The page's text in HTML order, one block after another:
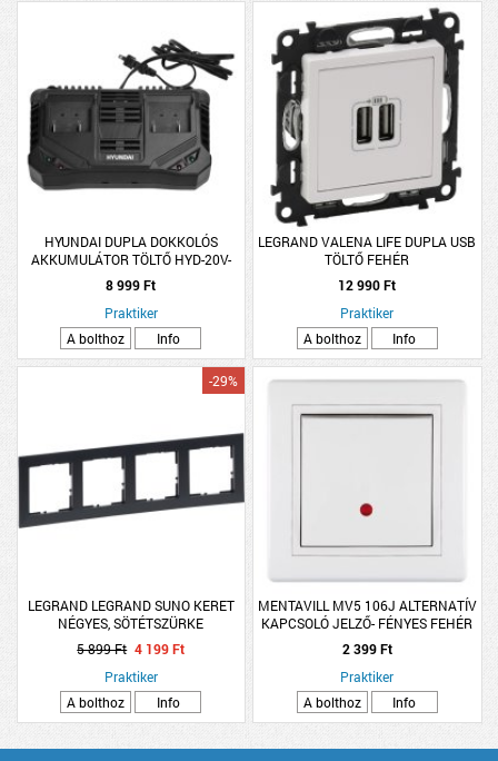
HYUNDAI DUPLA DOKKOLÓS
AKKUMULÁTOR TÖLTŐ HYD-20V-
LI/4AH S
8 999 Ft
Praktiker
A bolthoz
Info
LEGRAND VALENA LIFE DUPLA USB
TÖLTŐ FEHÉR
12 990 Ft
Praktiker
A bolthoz
Info
LEGRAND LEGRAND SUNO KERET
NÉGYES, SÖTÉTSZÜRKE
-29%
5 899 Ft 4 199 Ft
Praktiker
A bolthoz
Info
MENTAVILL MV5 106J ALTERNATÍV
KAPCSOLÓ JELZŐ- FÉNYES FEHÉR
2 399 Ft
Praktiker
A bolthoz
Info